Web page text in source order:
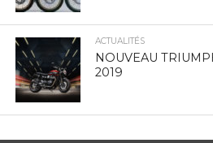
ACTUALITÉS
NOUVEAU
2019